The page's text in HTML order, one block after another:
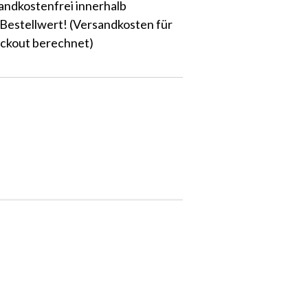
innerhalb
(Versandkosten für
berechnet)